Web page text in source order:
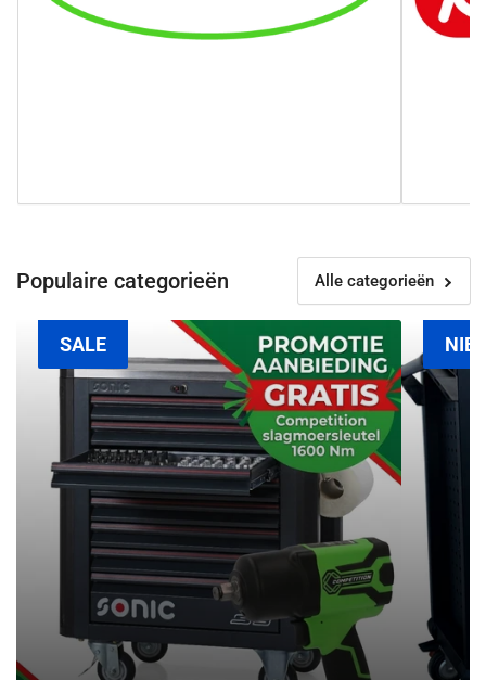
Populaire categorieën Alle categorieën
gereedschapswagens
SALE